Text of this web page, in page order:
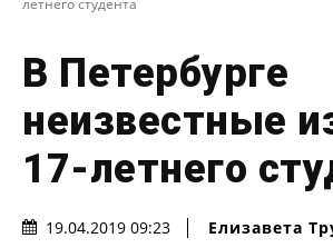
летнего студента
В Петербурге
неизвестные
17-летнего
19.04.2019 09:23 Елизавета